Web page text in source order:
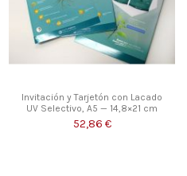
Invitación y Tarjetón con Lacado
UV Selectivo, A5 — 14,8×21 cm
52,86 €